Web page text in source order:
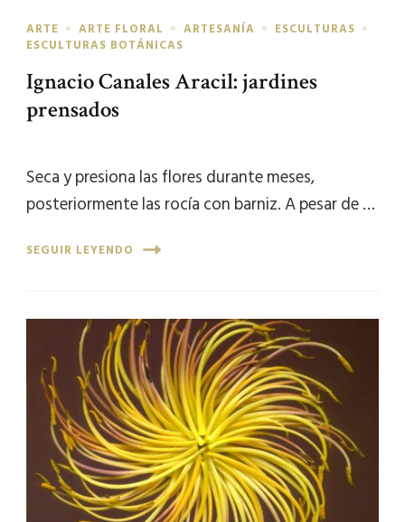
ARTE ARTE FLORAL ARTESANÍA
ESCULTURAS
ESCULTURAS BOTÁNICAS
Ignacio Canales Aracil: jardines
prensados
Seca y presiona las flores durante meses,
posteriormente las rocía con barniz. A pesar de …
SEGUIR LEYENDO